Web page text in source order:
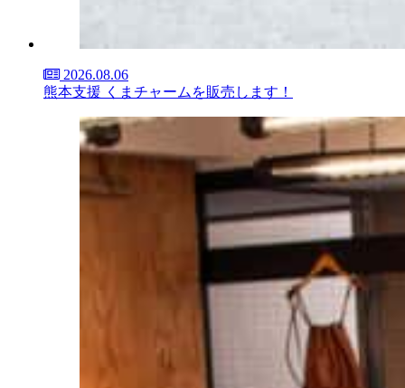
2026.08.06
熊本支援 くまチャームを販売します！